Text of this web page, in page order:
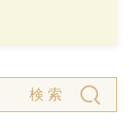
検 索